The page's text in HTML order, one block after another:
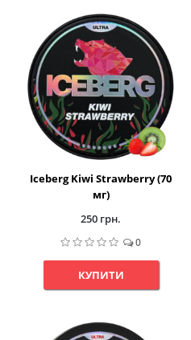
Iceberg Kiwi Strawberry (70
мг)
250 грн.
0
КУПИТИ